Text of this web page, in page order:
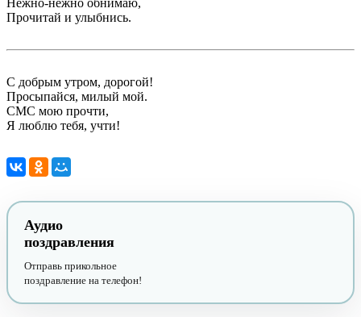
Нежно-нежно обнимаю,
Прочитай и улыбнись.
С добрым утром, дорогой!
Просыпайся, милый мой.
СМС мою прочти,
Я люблю тебя, учти!
Аудио
поздравления
Отправь прикольное
поздравление на телефон!